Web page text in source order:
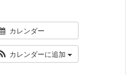
カレンダー
カレンダーに追加